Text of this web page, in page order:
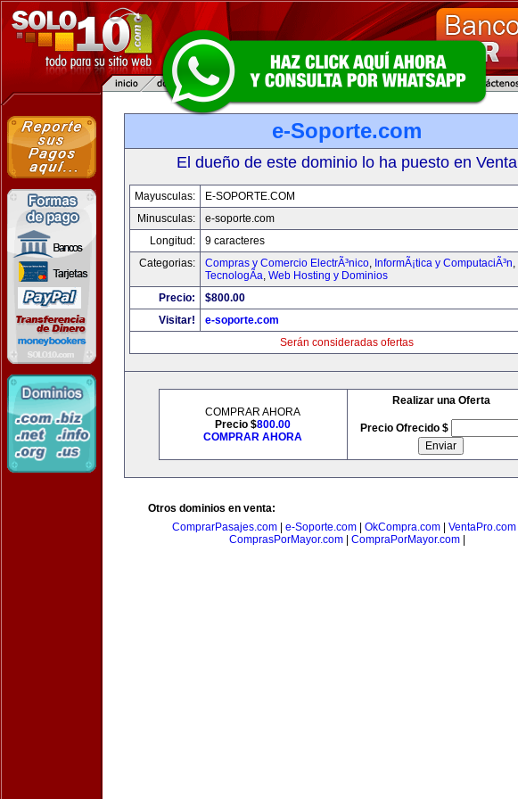
e-Soporte.com
El dueño de este dominio lo ha puesto en Venta
Mayusculas:
E-SOPORTE.COM
Minusculas:
e-soporte.com
Longitud:
9 caracteres
Categorias:
Compras y Comercio ElectrÃ³nico, InformÃ¡tica y ComputaciÃ³n,
TecnologÃ­a, Web Hosting y Dominios
Precio:
$800.00
Visitar!
e-soporte.com
Serán consideradas ofertas
COMPRAR AHORA
Precio $800.00
COMPRAR AHORA
Realizar una Oferta
Precio Ofrecido $
Otros dominios en venta:
ComprarPasajes.com
e-Soporte.com OkCompra.com VentaPro.com
ComprasPorMayor.com| CompraPorMayor.com|